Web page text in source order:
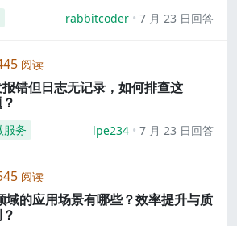
rabbitcoder 7 月 23 日回答
阅读
错但日志无记录，如何排查这
服务 lpe234 7 月 23 日回答
阅读
的应用场景有哪些？效率提升与质